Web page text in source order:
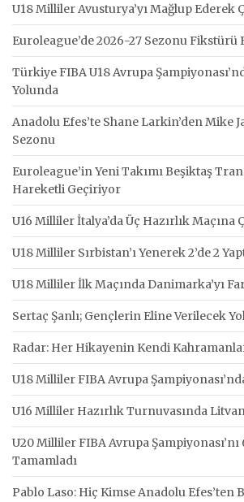
U18 Milliler Avusturya’yı Mağlup Ederek
Euroleague’de 2026-27 Sezonu Fikstürü
Türkiye FIBA U18 Avrupa
Yolunda
Anadolu Efes’te Shane Larkin’den Mike
Sezonu
Euroleague’in Yeni Takımı Beşiktaş
Hareketli Geçiriyor
U16 Milliler İtalya’da Üç Hazırlık Maçına
U18 Milliler Sırbistan’ı Yenerek 2’de 2
U18 Milliler İlk Maçında Danimarka’yı
Sertaç Şanlı; Gençlerin Eline Verilecek
Radar: Her Hikayenin Kendi
U18 Milliler FIBA Avrupa
U16 Milliler Hazırlık Turnuvasında
U20 Milliler FIBA Avrupa Şampiyonası’nı
Tamamladı
Pablo Laso: Hiç Kimse Anadolu Efes’ten